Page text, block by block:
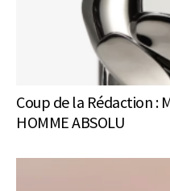
Coup de la Rédaction :
HOMME ABSOLU